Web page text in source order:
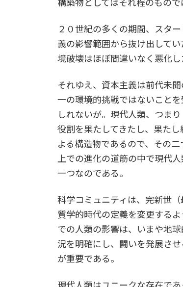
構築物としてはそれ程のもので
２０世紀の多くの期間、スタ
義の影響範囲から抜け出して
境破壊はほぼ間違いなく悪化し
それゆえ、資本主義は前代未
一の環境的挑戦ではないこと
しれないが。現代人類、つま
役割を果たしてきたし、果た
よる構造物であるので、その
上での進化の道筋の中で現代
一つなのである。
科学コミュニティは、完新世
質学的時代の定義を変更する
での人類の影響は、いまや地
況を明確にし、闘いを発展さ
が重要である。